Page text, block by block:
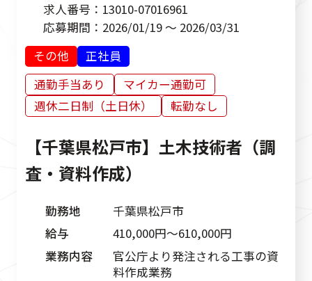
求人番号： 13010-07016961
応募期間： 2026/01/19 ～ 2026/03/31
その他
正社員
通勤手当あり
マイカー通勤可
週休二日制（土日休）
転勤なし
【千葉県松戸市】土木技術者（調
査・資料作成）
勤務地
千葉県松戸市
給与
410,000円〜610,000円
業務内容
官公庁より発注される工事の資
料作成業務